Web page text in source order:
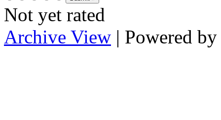
Not yet rated
Archive View | Powered